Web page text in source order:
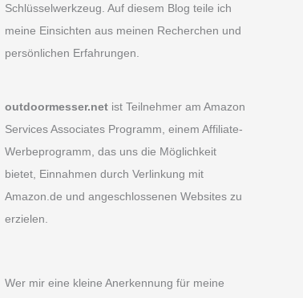
Schlüsselwerkzeug. Auf diesem Blog teile ich
meine Einsichten aus meinen Recherchen und
persönlichen Erfahrungen.
outdoormesser.net ist Teilnehmer am Amazon
Services Associates Programm, einem Affiliate-
Werbeprogramm, das uns die Möglichkeit
bietet, Einnahmen durch Verlinkung mit
Amazon.de und angeschlossenen Websites zu
erzielen.
Wer mir eine kleine Anerkennung für meine